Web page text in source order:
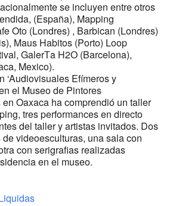
se incluyen entre otros
(España), Mapping
Oto (Londres) , Barbican (Londres)
Maus Habitos (Porto) Loop
GalerТa H2O (Barcelona),
Mexico).
‘Audiovisuales Efímeros y
el Museo de Pintores
Oaxaca ha comprendió un taller
tres performances en directo
del taller y artistas invitados. Dos
videoesculturas, una sala con
con serigrafias realizadas
en el museo.